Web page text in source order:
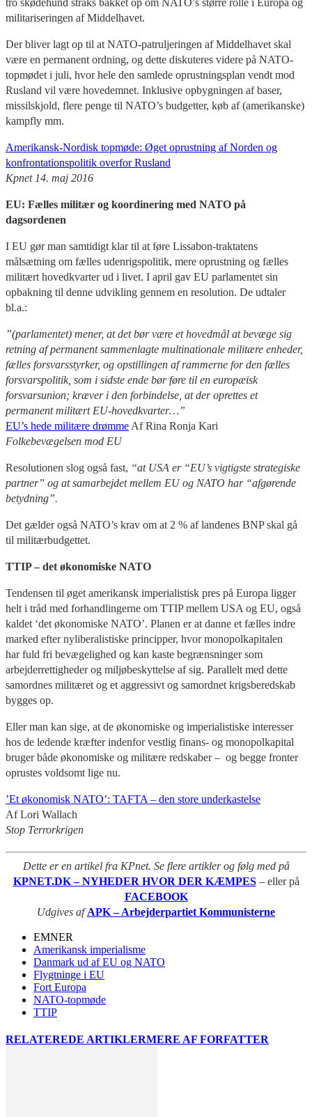
militariseringen af Middelhavet.
Der bliver lagt op til at NATO-patruljeringen af Middelhavet skal
være en permanent ordning, og dette diskuteres videre på NATO-
topmødet i juli, hvor hele den samlede oprustningsplan vendt mod
Rusland vil være hovedemnet. Inklusive opbygningen af baser,
missilskjold, flere penge til NATO’s budgetter, køb af (amerikanske)
kampfly mm.
Amerikansk-Nordisk topmøde: Øget oprustning af Norden og
konfrontationspolitik overfor Rusland
Kpnet 14. maj 2016
EU: Fælles militær og koordinering med NATO på
dagsordenen
I EU gør man samtidigt klar til at føre Lissabon-traktatens
målsætning om fælles udenrigspolitik, mere oprustning og fælles
militært hovedkvarter ud i livet. I april gav EU parlamentet sin
opbakning til denne udvikling gennem en resolution. De udtaler
bl.a.:
”(parlamentet) mener, at det bør være et hovedmål at bevæge sig
retning af permanent sammenlagte multinationale militære enheder,
fælles forsvarsstyrker, og opstillingen af rammerne for den fælles
forsvarspolitik, som i sidste ende bør føre til en europæisk
forsvarsunion; kræver i den forbindelse, at der oprettes et
permanent militært EU-hovedkvarter…”
EU’s hede militære drømme Af Rina Ronja Kari
Folkebevægelsen mod EU
Resolutionen slog også fast, “at USA er “EU’s vigtigste strategiske
partner” og at samarbejdet mellem EU og NATO har “afgørende
betydning”.
Det gælder også NATO’s krav om at 2 % af landenes BNP skal gå
til militærbudgettet.
TTIP – det økonomiske NATO
Tendensen til øget amerikansk imperialistisk pres på Europa ligger
helt i tråd med forhandlingerne om TTIP mellem USA og EU, også
kaldet ‘det økonomiske NATO’. Planen er at danne et fælles indre
marked efter nyliberalistiske principper, hvor monopolkapitalen
har fuld fri bevægelighed og kan kaste begrænsninger som
arbejderrettigheder og miljøbeskyttelse af sig. Parallelt med dette
samordnes militæret og et aggressivt og samordnet krigsberedskab
bygges op.
Eller man kan sige, at de økonomiske og imperialistiske interesser
hos de ledende kræfter indenfor vestlig finans- og monopolkapital
bruger både økonomiske og militære redskaber – og begge fronter
oprustes voldsomt lige nu.
’Et økonomisk NATO’: TAFTA – den store underkastelse
Af Lori Wallach
Stop Terrorkrigen
Dette er en artikel fra KPnet. Se flere artikler og følg med på
KPNET.DK – NYHEDER HVOR DER KÆMPES – eller på
FACEBOOK
Udgives afAPK – Arbejderpartiet Kommunisterne
EMNER
Amerikansk imperialisme
Danmark ud af EU og NATO
Flygtninge i EU
Fort Europa
NATO-topmøde
TTIP
RELATEREDE ARTIKLERMERE AF FORFATTER